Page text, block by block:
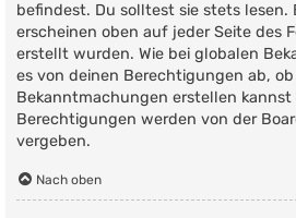
befindest. Du solltest sie stets lesen.
erscheinen oben auf jeder Seite des
erstellt wurden. Wie bei globalen
es von deinen Berechtigungen ab,
Bekanntmachungen erstellen kannst
Berechtigungen werden von der
vergeben.
Nach oben